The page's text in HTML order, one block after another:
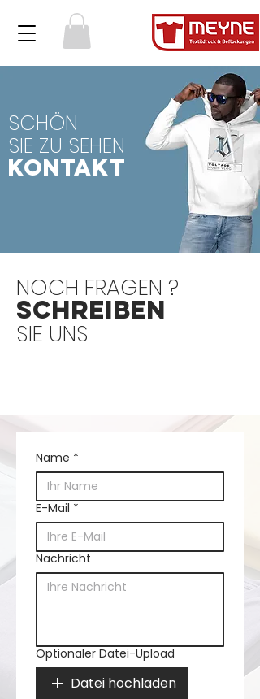
SCHÖN
SIE ZU SEHEN
KONTAKT
NOCH FRAGEN ?
Schreiben
SIE UNS
Name *
E-Mail *
Nachricht
Optionaler Datei-Upload
Datei hochladen